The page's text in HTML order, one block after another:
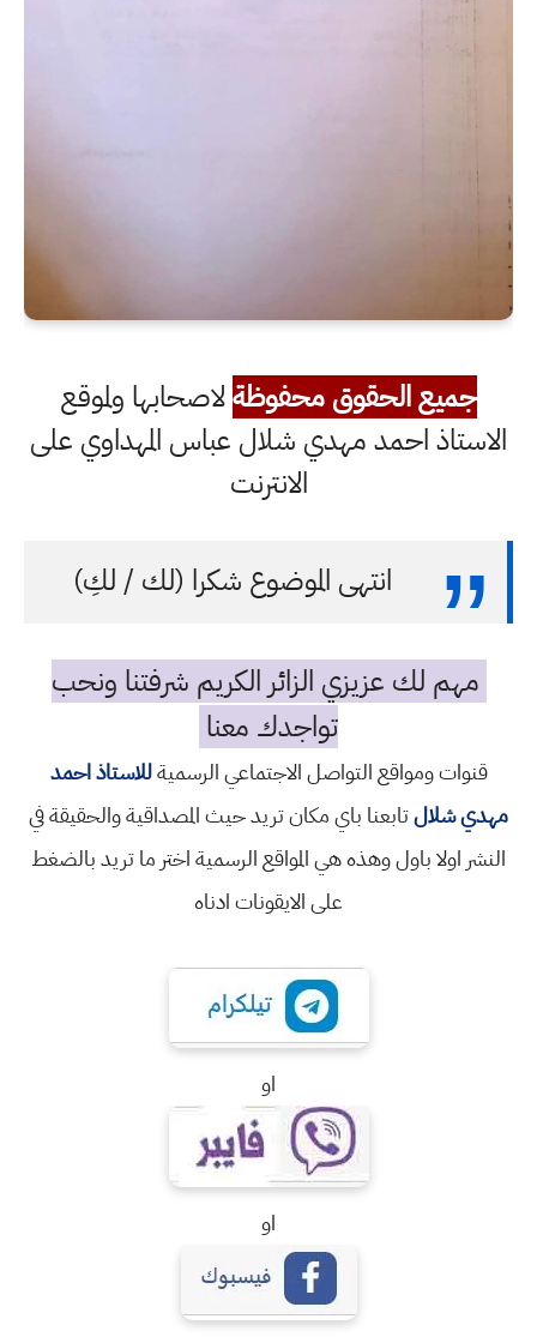
جميع الحقوق محفوظةلاصحابها ولموقع
الاستاذ احمد مهدي شلال عباس المهداوي على
الانترنت
انتهى الموضوع شكرا (لك / لكِ)
مهم لك عزيزي الزائر الكريم شرفتنا ونحب
تواجدك معنا
قنوات ومواقع التواصل الاجتماعي الرسميةللاستاذ احمد
مهدي شلالتابعنا باي مكان تريد حيث المصداقية والحقيقة في
النشر اولا باول وهذه هي المواقع الرسمية اختر ما تريد بالضغط
على الايقونات ادناه
او
او